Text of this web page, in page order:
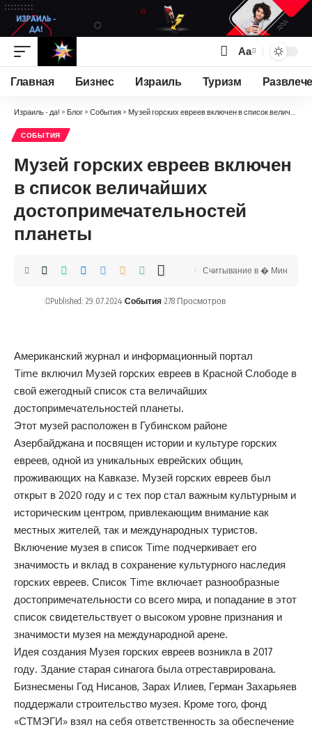
Изменение
размера
Аа
Главная Бизнес Израиль Туризм
Израиль - да! > Блог > События > Музей горских евреев включен в список величайших достопримечательностей планеты
СОБЫТИЯ
Музей горских евреев включен
в список величайших
достопримечательностей
планеты
Published: 29.07.2024 События 278 Просмотров
Считывание в � Мин
Американский журнал и информационный портал
Time включил Музей горских евреев в Красной Слободе в
свой ежегодный список ста величайших
достопримечательностей планеты.
Этот музей расположен в Губинском районе
Азербайджана и посвящен истории и культуре горских
евреев, одной из уникальных еврейских общин,
проживающих на Кавказе. Музей горских евреев был
открыт в 2020 году и с тех пор стал важным культурным и
историческим центром, привлекающим внимание как
местных жителей, так и международных туристов.
Включение музея в список Time подчеркивает его
значимость и вклад в сохранение культурного наследия
горских евреев. Список Time включает разнообразные
достопримечательности со всего мира, и попадание в этот
список свидетельствует о высоком уровне признания и
значимости музея на международной арене.
Идея создания Музея горских евреев возникла в 2017
году. Здание старая синагога была отреставрирована.
Бизнесмены Год Нисанов, Зарах Илиев, Герман Захарьяев
поддержали строительство музея. Кроме того, фонд
«СТМЭГИ» взял на себя ответственность за обеспечение